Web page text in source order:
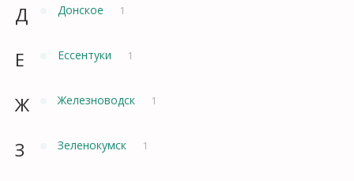
Д Донское 1
Е Ессентуки 1
Ж Железноводск 1
З Зеленокумск 1